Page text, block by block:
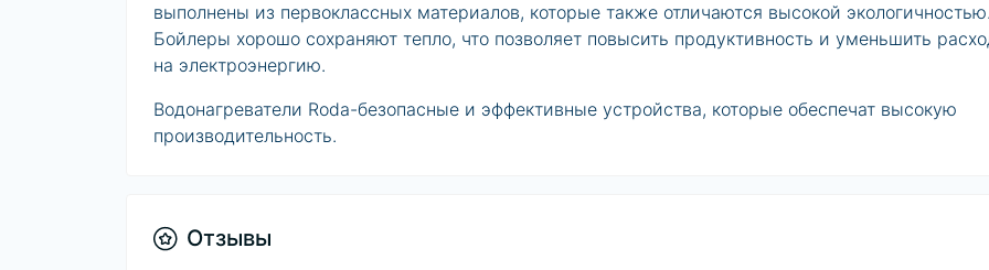
выполнены из первоклассных материалов, которые также отличаются высокой экологичностью.
Бойлеры хорошо сохраняют тепло, что позволяет повысить продуктивность и уменьшить
на электроэнергию.
Водонагреватели Roda-безопасные и эффективные устройства, которые обеспечат высокую
производительность.
Отзывы